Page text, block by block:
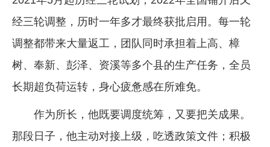
经三轮调整，历时一年多才最终获批启用。每一轮
调整都带来大量返工，团队同时承担着上高、樟
树、奉新、彭泽、资溪等多个县的生产任务，全员
长期超负荷运转，身心疲惫感在所难免。
作为所长，他既要调度统筹，又要把关成果。
那段日子，他主动对接上级，吃透政策文件；积极